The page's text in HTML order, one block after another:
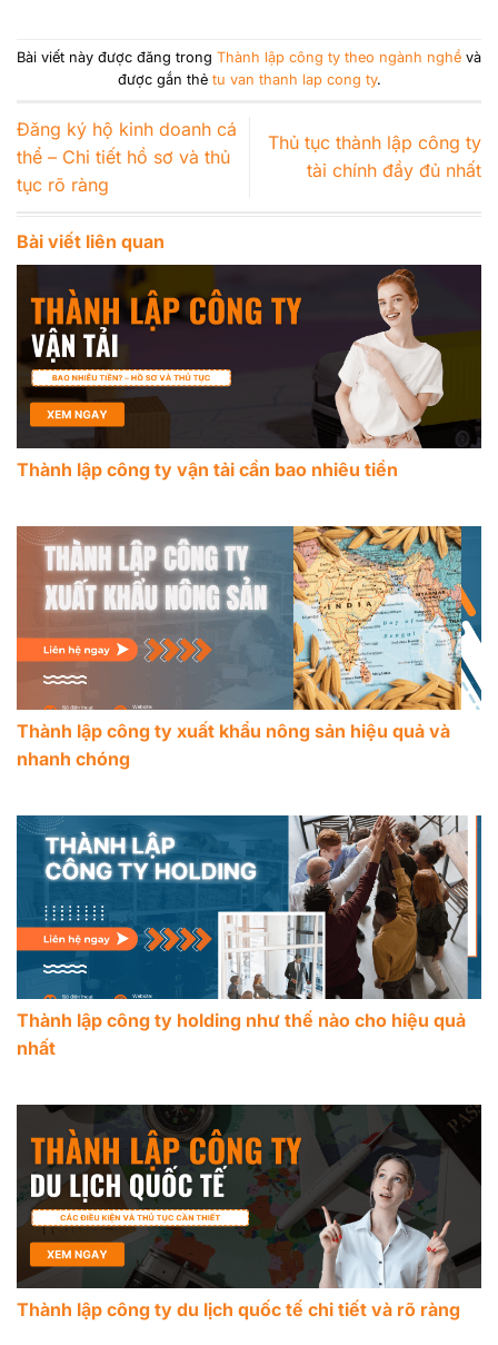
Bài viết này được đăng trong Thành lập công ty theo ngành nghề và
được gắn thẻ tu van thanh lap cong ty.
Đăng ký hộ kinh doanh cá
thể – Chi tiết hồ sơ và thủ
tục rõ ràng
Thủ tục thành lập công ty
tài chính đầy đủ nhất
Bài viết liên quan
Thành lập công ty vận tải cần bao nhiêu tiền
Thành lập công ty xuất khẩu nông sản hiệu quả và
nhanh chóng
Thành lập công ty holding như thế nào cho hiệu quả
nhất
Thành lập công ty du lịch quốc tế chi tiết và rõ ràng